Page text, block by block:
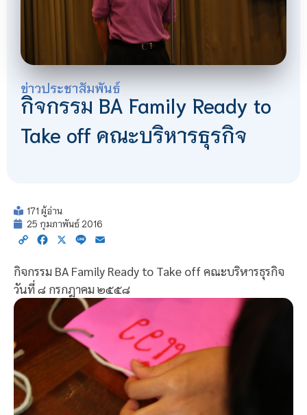
ข่าวประชาสัมพันธ์
กิจกรรม BA Family Ready to
Take off คณะบริหารธุรกิจ
171 ผู้อ่าน
25 กุมภาพันธ์ 2016
Copy Facebook
X Line
กิจกรรม BA Family Ready to Take off คณะบริหารธุรกิจ
วันที่ ๘ กรกฎาคม ๒๕๕๘